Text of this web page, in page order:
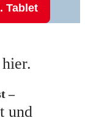
Tablet
–
und